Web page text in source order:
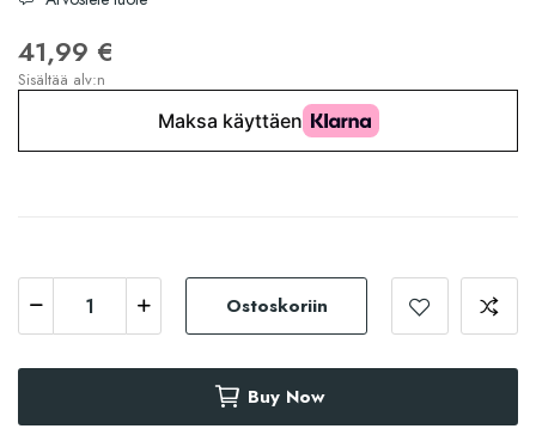
41,99 €
Sisältää alv:n
Ostoskoriin
Buy Now